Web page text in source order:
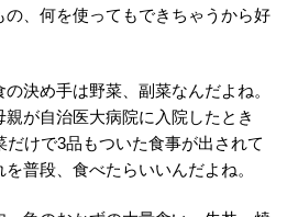
、何を使ってもできちゃうから好
決め手は野菜、副菜なんだよね。
が自治医大病院に入院したとき
だけで3品もついた食事が出されて
普段、食べたらいいんだよね。